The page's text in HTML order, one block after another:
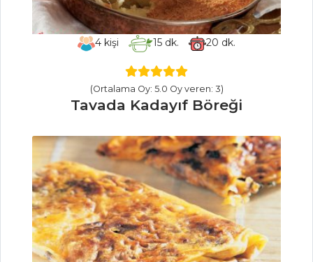
mumbar dolması
nasıl yapılır?
Masterchef Tüm
Tam Temkinli
Tavuk Çorbası
Köfteli Çorba
Pırasalı ve
Mercimekli Patates
Çorbası
4 kişi 15dk. 20 dk.
(Ortalama Oy: 5.0 Oy veren: 3)
Tavada Kadayıf Böreği